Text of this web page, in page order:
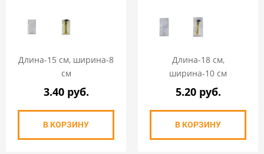
Длина-15 см, ширина-8
см
3.40 руб.
В КОРЗИНУ
Длина-18 см,
ширина-10 см
5.20 руб.
В КОРЗИНУ